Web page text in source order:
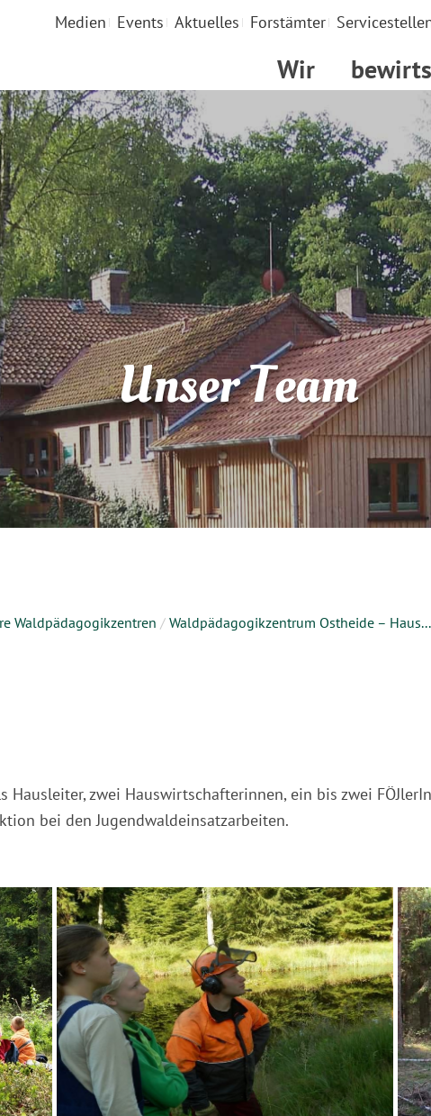
Medien Events Aktuelles Forstämter
Wir
Unser Team
Waldpädagogikzentren / Waldpädagogikzentrum Ostheide – Haus...
Hausleiter, zwei Hauswirtschafterinnen, ein bis zwei
bei den Jugendwaldeinsatzarbeiten.